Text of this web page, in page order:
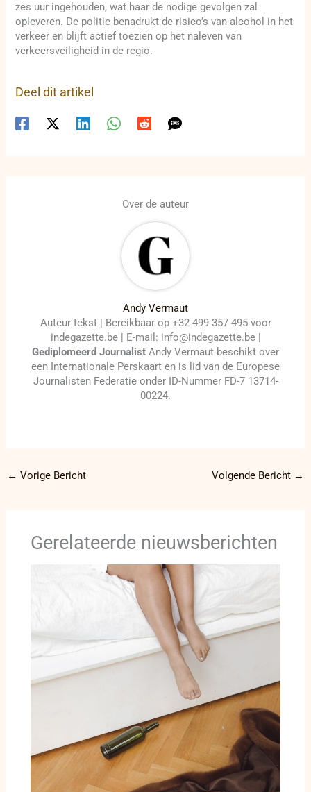
zes uur ingehouden, wat haar de nodige gevolgen zal
opleveren. De politie benadrukt de risico’s van alcohol in het
verkeer en blijft actief toezien op het naleven van
verkeersveiligheid in de regio.
Deel dit artikel
Over de auteur
Andy Vermaut
Auteur tekst | Bereikbaar op +32 499 357 495 voor
indegazette.be | E-mail: info@indegazette.be |
Gediplomeerd Journalist Andy Vermaut beschikt over
een Internationale Perskaart en is lid van de Europese
Journalisten Federatie onder ID-Nummer FD-7 13714-
00224.
← Vorige Bericht Volgende Bericht →
Gerelateerde nieuwsberichten